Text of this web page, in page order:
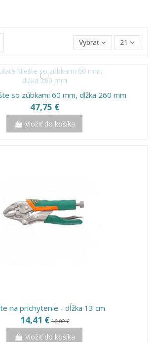
Vybrať 21
so zúbkami 60 mm, dlžka 260 mm
47,75 €
Vložiť do košíka
na prichytenie - dĺžka 13 cm
14,41 €16,02 €
Vložiť do košíka